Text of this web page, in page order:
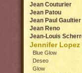
Jean Couturier
Jean Patou
Jean Paul Gaultier
Jean Reno
Jean-Louis
Jennifer Lopez
Blue Glow
Deseo
Glow